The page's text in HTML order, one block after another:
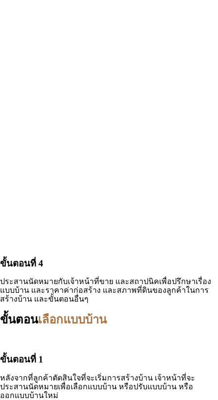
ขั้นตอนที่ 4
ประสานนัดหมายกับเจ้าหน้าที่ขาย และสถาปนิคเพื่อปรึกษาเรื่อง
แบบบ้าน และราคาค่าก่อสร้าง และสภาพที่ดินของลูกค้าในการ
สร้างบ้าน และขั้นตอนอื่นๆ
ขั้นตอนเลือกแบบบ้าน
ขั้นตอนที่ 1
หลังจากที่ลูกค้าตัดสินใจที่จะเริ่มการสร้างบ้าน เจ้าหน้าที่จะ
ประสานนัดหมายเพื่อเลือกแบบบ้าน หรือปรับแบบบ้าน หรือ
ออกแบบบ้านใหม่